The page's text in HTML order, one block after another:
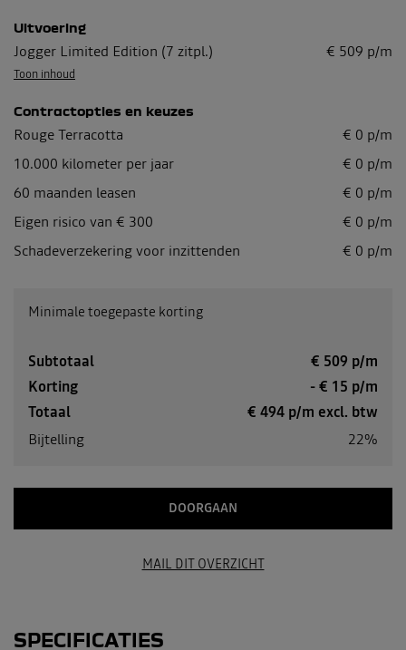
Uitvoering
Jogger Limited Edition (7 zitpl.) € 509 p/m
Toon inhoud
Contractopties en keuzes
Rouge Terracotta € 0 p/m
10.000 kilometer per jaar € 0 p/m
60 maanden leasen € 0 p/m
Eigen risico van € 300
€ 0 p/m
Schadeverzekering voor inzittenden
€ 0 p/m
Minimale toegepaste korting
Subtotaal € 509 p/m
Korting
- € 15 p/m
Totaal
€ 494 p/m excl. btw
Bijtelling
22%
DOORGAAN
MAIL DIT OVERZICHT
SPECIFICATIES